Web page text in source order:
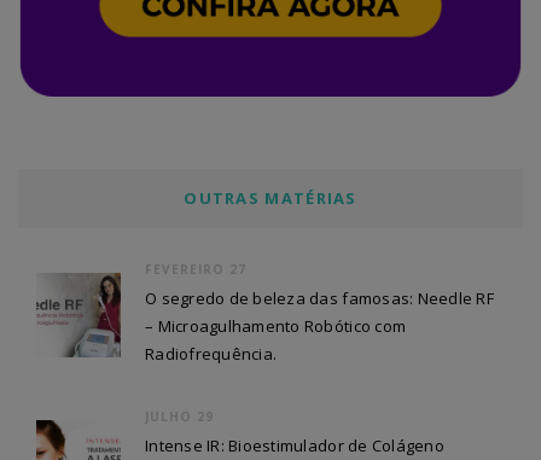
OUTRAS MATÉRIAS
FEVEREIRO 27
O segredo de beleza das famosas: Needle RF
– Microagulhamento Robótico com
Radiofrequência.
JULHO 29
Intense IR: Bioestimulador de Colágeno